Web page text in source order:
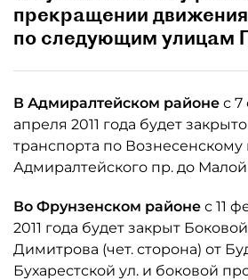
прекращении
по следующим улицам
В Адмиралтейском районе с 7
апреля 2011 года будет
транспорта по Вознесенскому
Адмиралтейского пр. до
Во Фрунзенском районе с 11
2011 года будет закрыт
Димитрова (чет. сторона) от
Бухарестской ул. и боковой